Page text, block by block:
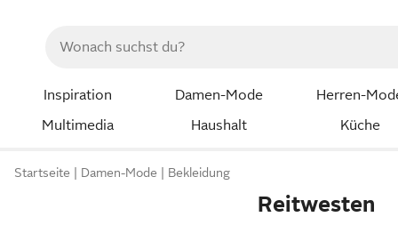
Inspiration Damen-Mode
Herren-
Multimedia
Haushalt Küche
Startseite Damen-Mode Bekleidung
Reitwesten